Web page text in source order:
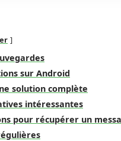
sur Android
solution complète
intéressantes
pour récupérer un